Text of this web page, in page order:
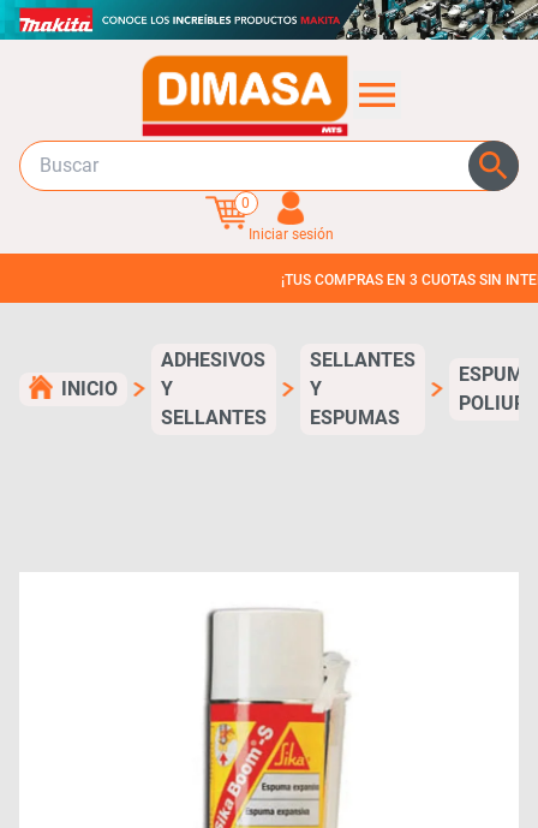
0
Iniciar sesión
¡TUS COMPRAS EN 3 CUOTAS SIN INTERES!
INICIO
ADHESIVOS
Y
SELLANTES
SELLANTES
Y
ESPUMAS